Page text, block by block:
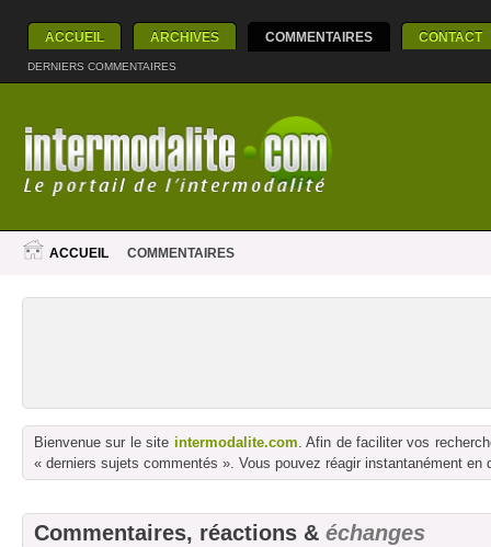
ACCUEIL ARCHIVES COMMENTAIRES CONTACT
DERNIERS COMMENTAIRES
ACCUEIL COMMENTAIRES
Bienvenue sur le site intermodalite.com. Afin de faciliter vos
« derniers sujets commentés ». Vous pouvez réagir instantanément
Commentaires, réactions & échanges